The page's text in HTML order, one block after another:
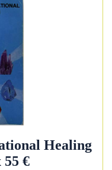
Healing
€